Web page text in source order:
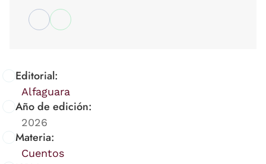
Editorial:
Alfaguara
Año de edición:
2026
Materia:
Cuentos